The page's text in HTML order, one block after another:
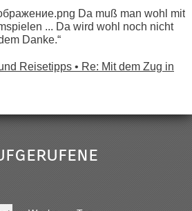
Da muß man wohl mit
... Da wird wohl noch nicht
Danke.“
Reisetipps • Re: Mit dem Zug in
man hätte trotzdem im Text gleich
...
...